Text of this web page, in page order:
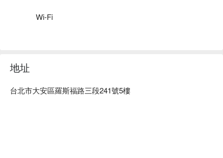
Wi-Fi
地址
台北市大安區羅斯福路三段241號5樓